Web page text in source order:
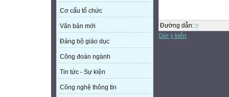
Cơ cấu tổ chức
Văn bản mới
Đảng bộ giáo dục
Công đoàn ngành
Tin tức - Sự kiện
Công nghệ thông tin
Đường dẫn: p
Gửi ý kiến